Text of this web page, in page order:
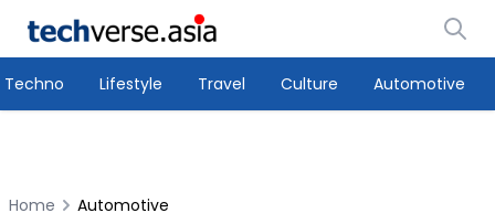
Techno Lifestyle Travel Culture Automotive
Home Automotive